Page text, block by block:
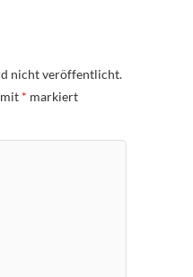
nicht veröffentlicht.
* markiert